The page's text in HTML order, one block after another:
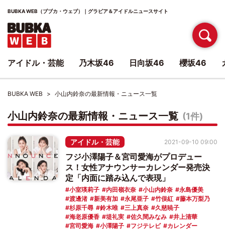
BUBKA WEB（ブブカ・ウェブ）｜グラビア＆アイドルニュースサイト
BUBKA WEB 小山内鈴奈の最新情報・ニュース一覧
小山内鈴奈の最新情報・ニュース一覧 (1件)
アイドル・芸能
フジ小澤陽子＆宮司愛海がプロデュー
ス！女性アナウンサーカレンダー発売決
定「内面に踏み込んで表現」
小室瑛莉子 内田嶺衣奈 小山内鈴奈
永島優美
渡邊渚
新美有加 永尾亜子 竹俣紅
藤本万梨乃
杉原千尋
鈴木唯 三上真奈
久慈暁子
海老原優香
堤礼実 佐久間みなみ
井上清華
宮司愛海
小澤陽子 フジテレビ
カレンダー
2021-09-10 09:00
アイドル・芸能 乃木坂46 日向坂46 櫻坂46